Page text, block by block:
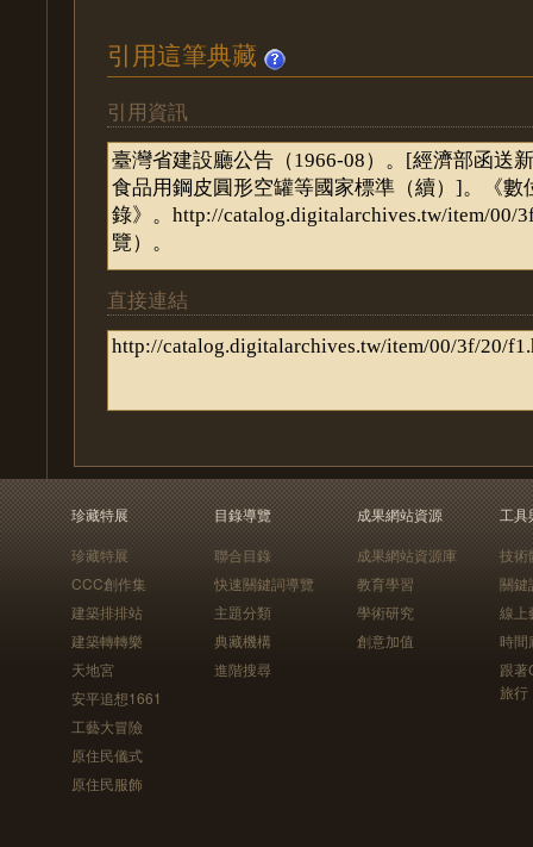
引用這筆典藏
引用資訊
直接連結
珍藏特展
珍藏特展
CCC創作集
建築排排站
建築轉轉樂
天地宮
安平追想1661
工藝大冒險
原住民儀式
原住民服飾
目錄導覽
聯合目錄
快速關鍵詞導覽
主題分類
典藏機構
進階搜尋
成果網站資源
成果網站資源庫
教育學習
學術研究
創意加值
工具
技術
關鍵
線上
時間
跟
旅行